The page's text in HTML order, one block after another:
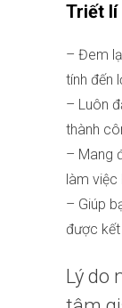
Triết lí
– Đem
tính đến
– Luôn
thành
– Mang
làm
– Giúp
được
Lý do